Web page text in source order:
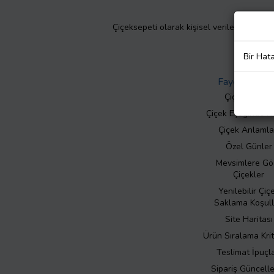
Çiçeksepeti olarak kişisel verilerinizin
Faydalı Bilgiler
Çiçek Bakımı
Çiçek Eşliğinde
Çiçek
Özel Günler
Mevsimlere
Çiçekler
Yenilebilir
Saklama
Site Haritası
Ürün Sıralama
Teslimat
Sipariş
Bir